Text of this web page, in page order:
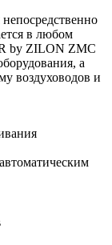
в любом
by ZILON ZMC
а
воздуховодов и